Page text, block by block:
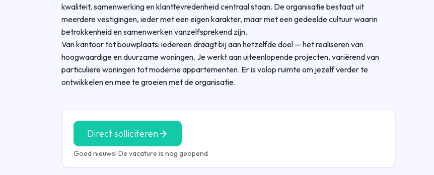
kwaliteit, samenwerking en klanttevredenheid centraal staan. De organisatie bestaat uit
meerdere vestigingen, ieder met een eigen karakter, maar met een gedeelde cultuur waarin
betrokkenheid en samenwerken vanzelfsprekend zijn.
Van kantoor tot bouwplaats: iedereen draagt bij aan hetzelfde doel — het realiseren van
hoogwaardige en duurzame woningen. Je werkt aan uiteenlopende projecten, variërend van
particuliere woningen tot moderne appartementen. Er is volop ruimte om jezelf verder te
ontwikkelen en mee te groeien met de organisatie.
Direct solliciteren
Goed nieuws! De vacature is nog geopend